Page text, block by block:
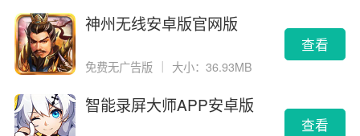
神州无线安卓版官网版
免费无广告版 大小：36.93MB
查看
智能录屏大师APP安卓版
查看